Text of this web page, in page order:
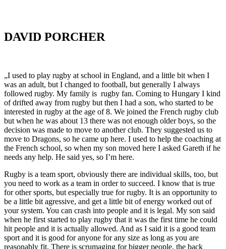
DAVID PORCHER
„I used to play rugby at school in England, and a little bit when I
was an adult, but I changed to football, but generally I always
followed rugby. My family is rugby fan. Coming to Hungary I kind
of drifted away from rugby but then I had a son, who started to be
interested in rugby at the age of 8. We joined the French rugby club
but when he was about 13 there was not enough older boys, so the
decision was made to move to another club. They suggested us to
move to Dragons, so he came up here. I used to help the coaching at
the French school, so when my son moved here I asked Gareth if he
needs any help. He said yes, so I’m here.
Rugby is a team sport, obviously there are individual skills, too, but
you need to work as a team in order to succeed. I know that is true
for other sports, but especially true for rugby. It is an opportunity to
be a little bit agressive, and get a little bit of energy worked out of
your system. You can crash into people and it is legal. My son said
when he first started to play rugby that it was the first time he could
hit people and it is actually allowed. And as I said it is a good team
sport and it is good for anyone for any size as long as you are
reasonably fit. There is scrumaging for bigger people, the back